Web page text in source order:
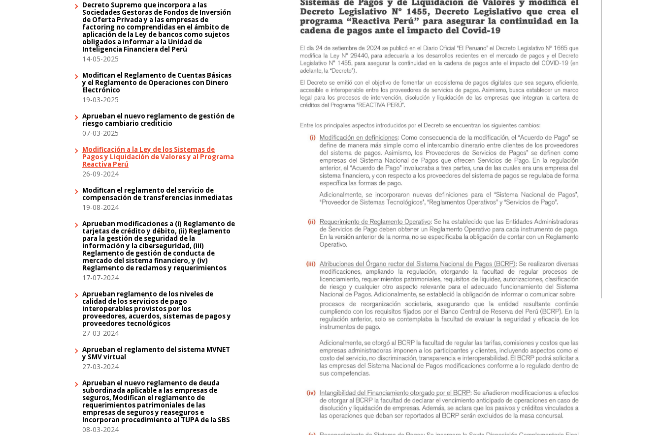
Decreto Supremo que incorpora a las
Sociedades Gestoras de Fondos de Inversión
de Oferta Privada y a las empresas de
factoring no comprendidas en el ámbito de
aplicación de la Ley de bancos como sujetos
obligados a informar a la Unidad de
Inteligencia Financiera del Perú
14-05-2025
Modifican el Reglamento de Cuentas Básicas
y el Reglamento de Operaciones con Dinero
Electrónico
19-03-2025
Aprueban el nuevo reglamento de gestión de
riesgo cambiario crediticio
07-03-2025
Modificación a la Ley de los Sistemas de
Pagos y Liquidación de Valores y al Programa
Reactiva Perú
26-09-2024
Modifican el reglamento del servicio de
compensación de transferencias inmediatas
19-08-2024
Aprueban modificaciones a (i) Reglamento de
tarjetas de crédito y débito, (ii) Reglamento
para la gestión de seguridad de la
información y la ciberseguridad, (iii)
Reglamento de gestión de conducta de
mercado del sistema financiero, y (iv)
Reglamento de reclamos y requerimientos
17-07-2024
Aprueban reglamento de los niveles de
calidad de los servicios de pago
interoperables provistos por los
proveedores, acuerdos, sistemas de pagos y
proveedores tecnológicos
27-03-2024
Aprueban el reglamento del sistema MVNET
y SMV virtual
27-03-2024
Aprueban el nuevo reglamento de deuda
subordinada aplicable a las empresas de
seguros, Modifican el reglamento de
requerimientos patrimoniales de las
empresas de seguros y reaseguros e
Incorporan procedimiento al TUPA de la SBS
08-03-2024